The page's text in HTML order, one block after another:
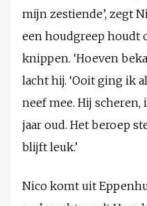
mijn zestiende’, zegt
een houdgreep houdt
knippen. ‘Hoeven
lacht hij. ‘Ooit ging ik
neef mee. Hij
jaar oud. Het beroep
blijft leuk.’
Nico komt uit